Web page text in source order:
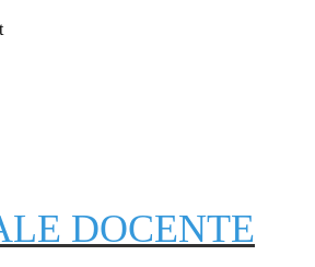
DOCENTE